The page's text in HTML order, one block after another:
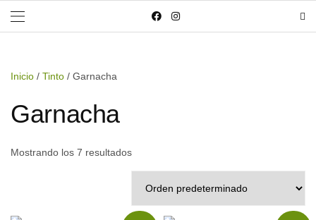
Inicio / Tinto / Garnacha
Garnacha
Mostrando los 7 resultados